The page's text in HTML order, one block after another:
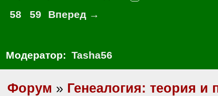
58
59 Вперед →
Модератор: Tasha56
Форум » Генеалогия: теория и